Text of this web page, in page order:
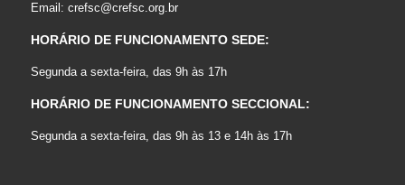
Email: crefsc@crefsc.org.br
HORÁRIO DE FUNCIONAMENTO SEDE:
Segunda a sexta-feira, das 9h às 17h
HORÁRIO DE FUNCIONAMENTO SECCIONAL:
Segunda a sexta-feira, das 9h às 13 e 14h às 17h